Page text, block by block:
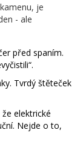
je
- ale
před spaním.
Tvrdý štěteček
elektrické
Nejde o to,